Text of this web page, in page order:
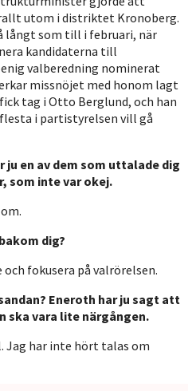
utom i distriktet Kronoberg.
långt som till i februari, när
kandidaterna till
valberedning nominerat
missnöjet med honom lagt
tag i Otto Berglund, och han
i partistyrelsen vill gå
ju en av dem som uttalade dig
som inte var okej.
dig?
fokusera på valrörelsen.
Eneroth har ju sagt att
ska vara lite närgången.
Jag har inte hört talas om